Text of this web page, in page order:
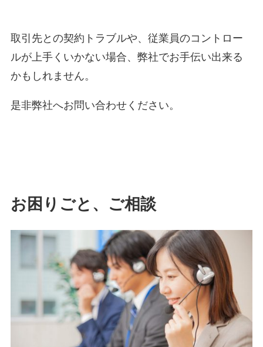
取引先との契約トラブルや、従業員のコントロー
ルが上手くいかない場合、弊社でお手伝い出来る
かもしれません。
是非弊社へお問い合わせください。
お困りごと、ご相談